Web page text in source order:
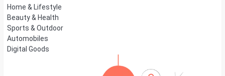
Home & Lifestyle
Beauty & Health
Sports & Outdoor
Automobiles
Digital Goods